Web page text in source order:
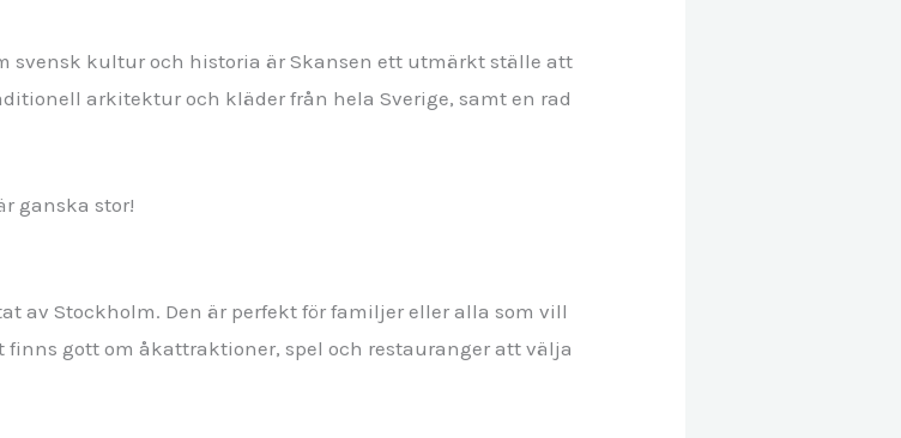
svensk kultur och historia är Skansen ett utmärkt ställe att
arkitektur och kläder från hela Sverige, samt en rad
ganska stor!
av Stockholm. Den är perfekt för familjer eller alla som vill
gott om åkattraktioner, spel och restauranger att välja